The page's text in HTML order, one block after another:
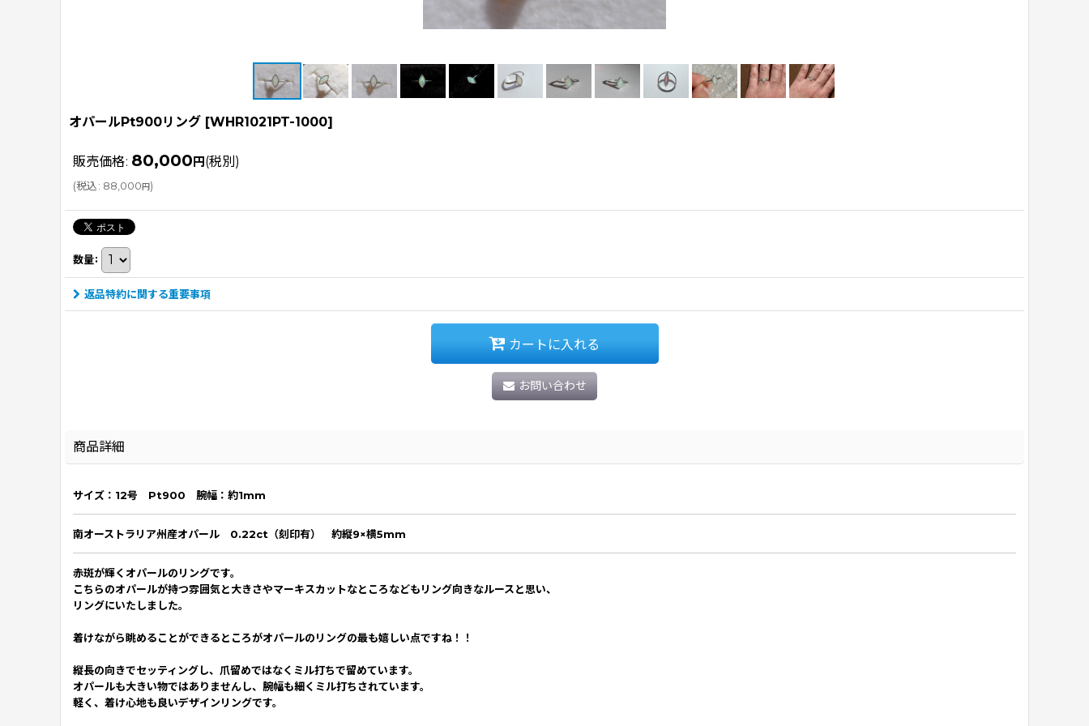
オパールPt900リング [WHR1021PT-1000]
販売価格: 80,000円(税別)
(税込: 88,000円)
数量:
返品特約に関する重要事項
カートに入れる
お問い合わせ
商品詳細
サイズ：12号 Pt900 腕幅：約1mm
南オーストラリア州産オパール 0.22ct（刻印有） 約縦9×横5mm
赤斑が輝くオパールのリングです。
こちらのオパールが持つ雰囲気と大きさやマーキスカットなところなどもリング向きなルースと思い、
リングにいたしました。
着けながら眺めることができるところがオパールのリングの最も嬉しい点ですね！！
縦長の向きでセッティングし、爪留めではなくミル打ちで留めています。
オパールも大きい物ではありませんし、腕幅も細くミル打ちされています。
軽く、着け心地も良いデザインリングです。